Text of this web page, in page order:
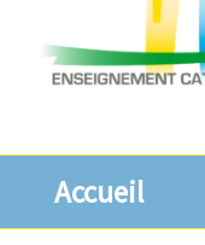
Accueil